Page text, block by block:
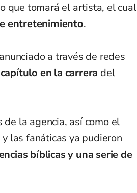
que tomará el artista, el cual
entretenimiento.
a través de redes
en la carrera del
la agencia, así como el
las fanáticas ya pudieron
bíblicas y una serie de